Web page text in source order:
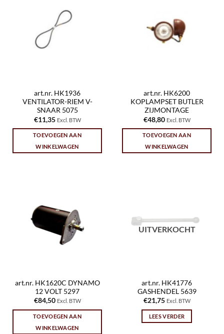
art.nr. HK1936
VENTILATOR-RIEM V-
SNAAR 5075
€11,35 Excl. BTW
TOEVOEGEN AAN
WINKELWAGEN
art.nr. HK6200
KOPLAMPSET BUTLER
ZIJMONTAGE
€48,80 Excl. BTW
TOEVOEGEN AAN
WINKELWAGEN
art.nr. HK1620C DYNAMO
12 VOLT 5297
€84,50 Excl. BTW
TOEVOEGEN AAN
WINKELWAGEN
UITVERKOCHT
art.nr. HK41776
GASHENDEL 5639
€21,75 Excl. BTW
LEES VERDER